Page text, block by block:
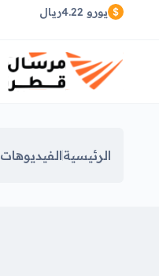
يورو 4.22ريال
الرئيسيةالفيديوهات